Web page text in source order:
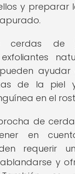
y preparar
cerdas de
de la piel
en el
de
en
requerir
y